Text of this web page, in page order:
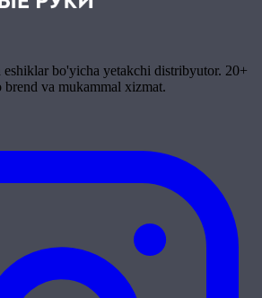
bo'yicha yetakchi distribyutor. 20+
va mukammal xizmat.